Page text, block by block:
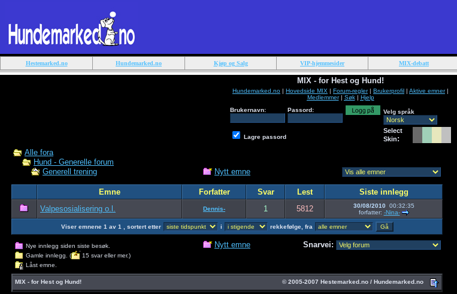
Hestemarked.no Hundemarked.no Kjøp og Salg VIP-hjemmesider MIX-debatt
MIX - for Hest og Hund!
Hundemarked.no | Hovedside MIX | Forum-regler| Brukerprofil | Aktive emner|
Medlemmer| Søk| Hjelp
Brukernavn:
Passord: Velg språk
Lagre passord
Select
Skin:
Alle fora
Hund - Generelle forum
Generell trening
Nytt emne
Emne Forfatter Svar Lest
Siste innlegg
Valpesosialisering o.l.
Dennis- 1 5812 30/08/2010 00:32:35
forfatter: -Nina-
Viser emnene 1 av 1 , sortert etter i rekkefølge, fra
Nye innlegg siden siste besøk.
Gamle innlegg. (
15 svar eller mer.)
Låst emne.
Nytt emne Snarvei:
MIX - for Hest og Hund! © 2005-2007 Hestemarked.no / Hundemarked.no